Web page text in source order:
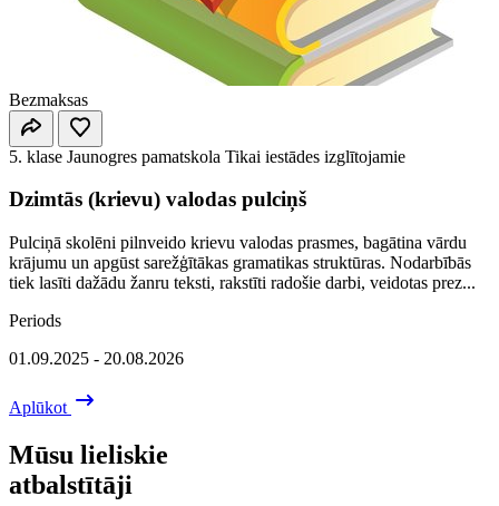
Bezmaksas
5. klase Jaunogres pamatskola Tikai iestādes izglītojamie
Dzimtās (krievu) valodas pulciņš
Pulciņā skolēni pilnveido krievu valodas prasmes, bagātina vārdu
krājumu un apgūst sarežģītākas gramatikas struktūras. Nodarbībās
tiek lasīti dažādu žanru teksti, rakstīti radošie darbi, veidotas prez...
Periods
01.09.2025 - 20.08.2026
Aplūkot
Mūsu lieliskie
atbalstītāji